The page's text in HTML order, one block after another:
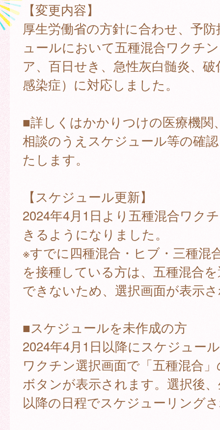
【変更内容】
厚生労働省の方針に合わせ、予
ュールにおいて五種混合ワクチ
ア、百日せき、急性灰白髄炎、
感染症）に対応しました。
■詳しくはかかりつけの医療機関
相談のうえスケジュール等の確
たします。
【スケジュール更新】
2024年4月1日より五種混合ワク
きるようになりました。
※すでに四種混合・ヒブ・三種混
を接種している方は、五種混合
できないため、選択画面が表示
■スケジュールを未作成の方
2024年4月1日以降にスケジュー
ワクチン選択画面で「五種混合
ボタンが表示されます。選択後
以降の日程でスケジューリング